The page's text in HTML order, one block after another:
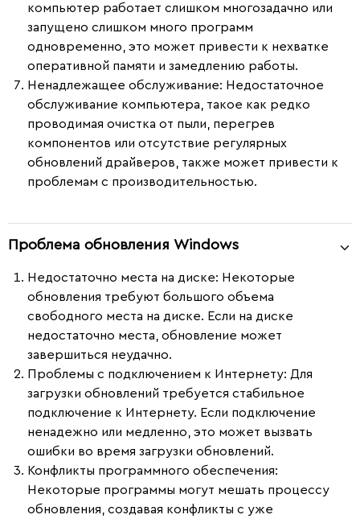
компьютер работает слишком многозадачно или
запущено слишком много программ
одновременно, это может привести к нехватке
оперативной памяти и замедлению работы.
Ненадлежащее обслуживание: Недостаточное
обслуживание компьютера, такое как редко
проводимая очистка от пыли, перегрев
компонентов или отсутствие регулярных
обновлений драйверов, также может привести к
проблемам с производительностью.
Проблема обновления Windows
Недостаточно места на диске: Некоторые
обновления требуют большого объема
свободного места на диске. Если на диске
недостаточно места, обновление может
завершиться неудачно.
Проблемы с подключением к Интернету: Для
загрузки обновлений требуется стабильное
подключение к Интернету. Если подключение
ненадежно или медленно, это может вызвать
ошибки во время загрузки обновлений.
Конфликты программного обеспечения:
Некоторые программы могут мешать процессу
обновления, создавая конфликты с уже